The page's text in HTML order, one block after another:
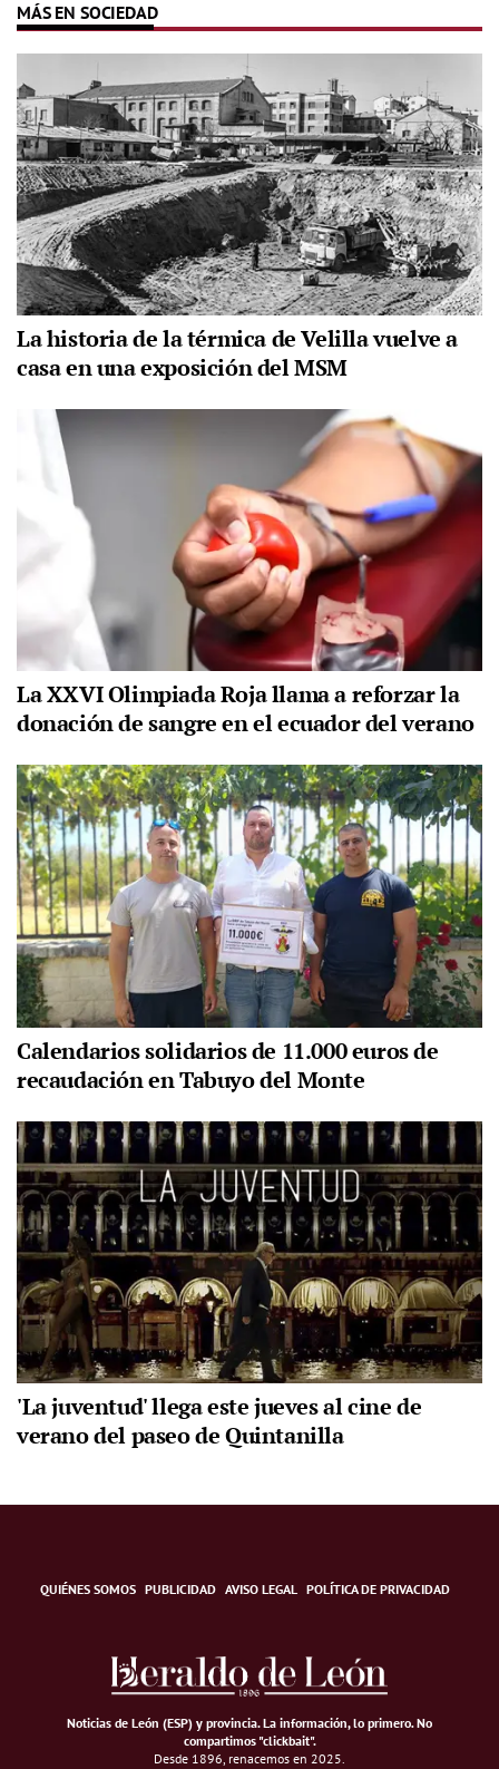
MÁS EN SOCIEDAD
La historia de la térmica de Velilla vuelve a
casa en una exposición del MSM
La XXVI Olimpiada Roja llama a reforzar la
donación de sangre en el ecuador del verano
Calendarios solidarios de 11.000 euros de
recaudación en Tabuyo del Monte
'La juventud' llega este jueves al cine de
verano del paseo de Quintanilla
QUIÉNES SOMOS PUBLICIDAD AVISO LEGAL POLÍTICA DE PRIVACIDAD
Noticias de León (ESP) y provincia. La información, lo primero.No
compartimos "clickbait".
Desde 1896, renacemos en 2025.